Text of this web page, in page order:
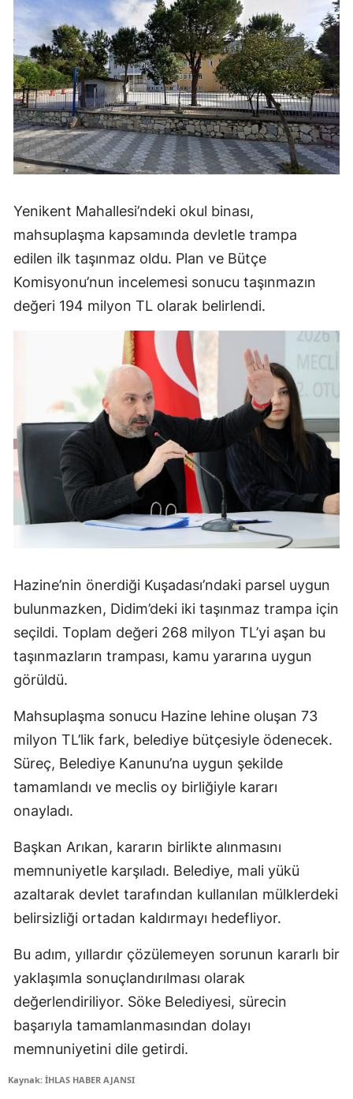
Yenikent Mahallesi’ndeki okul binası,
mahsuplaşma kapsamında devletle trampa
edilen ilk taşınmaz oldu. Plan ve Bütçe
Komisyonu’nun incelemesi sonucu taşınmazın
değeri 194 milyon TL olarak belirlendi.
Hazine’nin önerdiği Kuşadası’ndaki parsel uygun
bulunmazken, Didim’deki iki taşınmaz trampa için
seçildi. Toplam değeri 268 milyon TL’yi aşan bu
taşınmazların trampası, kamu yararına uygun
görüldü.
Mahsuplaşma sonucu Hazine lehine oluşan 73
milyon TL’lik fark, belediye bütçesiyle ödenecek.
Süreç, Belediye Kanunu’na uygun şekilde
tamamlandı ve meclis oy birliğiyle kararı
onayladı.
Başkan Arıkan, kararın birlikte alınmasını
memnuniyetle karşıladı. Belediye, mali yükü
azaltarak devlet tarafından kullanılan mülklerdeki
belirsizliği ortadan kaldırmayı hedefliyor.
Bu adım, yıllardır çözülemeyen sorunun kararlı bir
yaklaşımla sonuçlandırılması olarak
değerlendiriliyor. Söke Belediyesi, sürecin
başarıyla tamamlanmasından dolayı
memnuniyetini dile getirdi.
Kaynak: İHLAS HABER AJANSI